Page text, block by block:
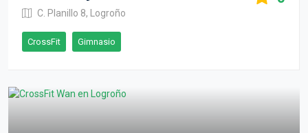
C. Planillo 8, Logroño
CrossFit Gimnasio